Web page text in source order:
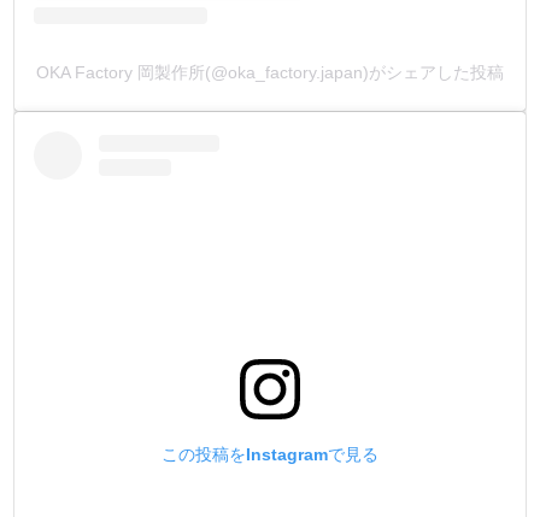
OKA Factory 岡製作所(@oka_factory.japan)がシェアした投稿
この投稿をInstagramで見る